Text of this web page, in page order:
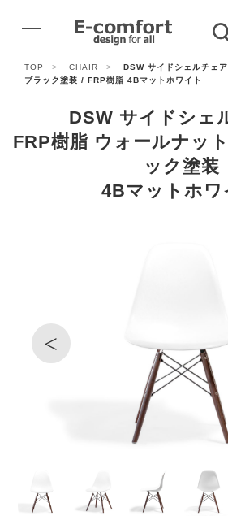
TOP > CHAIR >
DSW サイドシェルチェ
ブラック塗装 / FRP樹脂 4Bマットホワイト
DSW サイドシェ
FRP樹脂 ウォールナッ
ック塗装
4Bマットホワ
<